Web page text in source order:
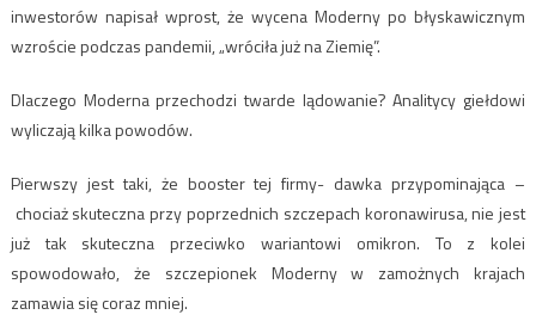
inwestorów napisał wprost, że wycena Moderny po błyskawicznym
wzroście podczas pandemii, „wróciła już na Ziemię”.
Dlaczego Moderna przechodzi twarde lądowanie? Analitycy giełdowi
wyliczają kilka powodów.
Pierwszy jest taki, że booster tej firmy- dawka przypominająca –
chociaż skuteczna przy poprzednich szczepach koronawirusa, nie jest
już tak skuteczna przeciwko wariantowi omikron. To z kolei
spowodowało, że szczepionek Moderny w zamożnych krajach
zamawia się coraz mniej.